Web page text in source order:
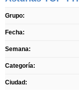
Grupo:
Fecha:
Semana:
Categoría:
Ciudad: